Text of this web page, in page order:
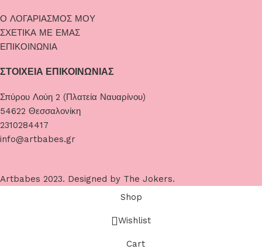
Ο ΛΟΓΑΡΙΑΣΜΟΣ ΜΟΥ
ΣΧΕΤΙΚΑ ΜΕ ΕΜΑΣ
ΕΠΙΚΟΙΝΩΝΙΑ
ΣΤΟΙΧΕΙΑ ΕΠΙΚΟΙΝΩΝΙΑΣ
Σπύρου Λούη 2 (Πλατεία Ναυαρίνου)
54622 Θεσσαλονίκη
2310284417
info@artbabes.gr
Artbabes 2023. Designed by The Jokers.
Shop
Wishlist
Cart